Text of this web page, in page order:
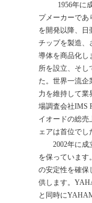
1956年に
プメーカーであ
を開発以降、日
チップを製造、
導体を商品化し
所を設立、そし
た。世界一流企
力を維持して業
場調査会社IMS
イオードの総売
ェアは首位でし
2002年に成
を保っています
の安定性を確保
供します。
と同時に